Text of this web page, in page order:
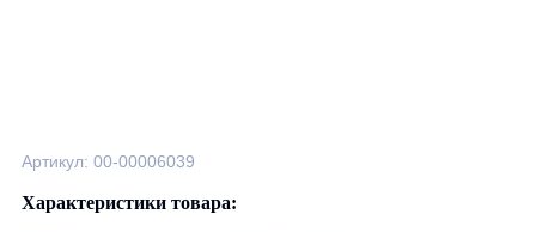
Артикул: 00-00006039
Характеристики товара: